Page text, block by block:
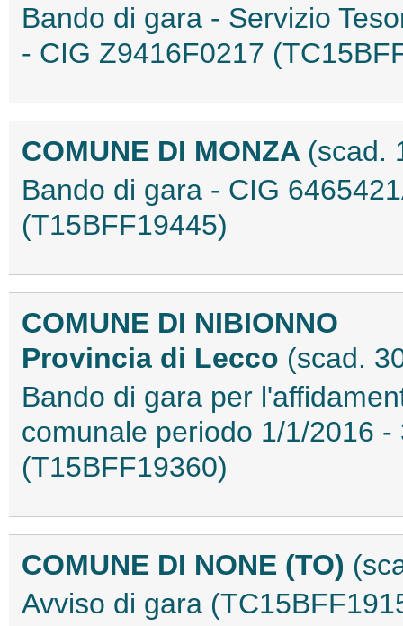
Bando di gara - Servizio
- CIG Z9416F0217
COMUNE DI MONZA (scad.
Bando di gara - CIG
(T15BFF19445)
COMUNE DI NIBIONNO
Provincia di Lecco (scad.
Bando di gara per
comunale periodo 1/1/2016
(T15BFF19360)
COMUNE DI NONE (TO)
Avviso di gara